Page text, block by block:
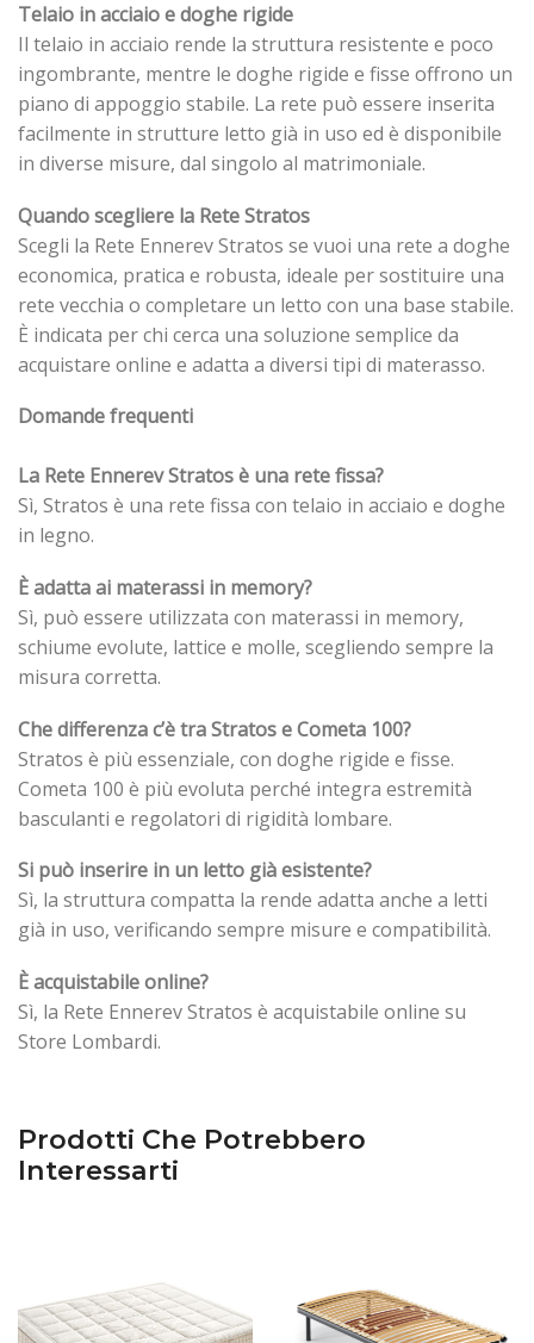
Telaio in acciaio e doghe rigide
Il telaio in acciaio rende la struttura resistente e poco
ingombrante, mentre le doghe rigide e fisse offrono un
piano di appoggio stabile. La rete può essere inserita
facilmente in strutture letto già in uso ed è disponibile
in diverse misure, dal singolo al matrimoniale.
Quando scegliere la Rete Stratos
Scegli la Rete Ennerev Stratos se vuoi una rete a doghe
economica, pratica e robusta, ideale per sostituire una
rete vecchia o completare un letto con una base stabile.
È indicata per chi cerca una soluzione semplice da
acquistare online e adatta a diversi tipi di materasso.
Domande frequenti
La Rete Ennerev Stratos è una rete fissa?
Sì, Stratos è una rete fissa con telaio in acciaio e doghe
in legno.
È adatta ai materassi in memory?
Sì, può essere utilizzata con materassi in memory,
schiume evolute, lattice e molle, scegliendo sempre la
misura corretta.
Che differenza c’è tra Stratos e Cometa 100?
Stratos è più essenziale, con doghe rigide e fisse.
Cometa 100 è più evoluta perché integra estremità
basculanti e regolatori di rigidità lombare.
Si può inserire in un letto già esistente?
Sì, la struttura compatta la rende adatta anche a letti
già in uso, verificando sempre misure e compatibilità.
È acquistabile online?
Sì, la Rete Ennerev Stratos è acquistabile online su
Store Lombardi.
Prodotti Che Potrebbero
Interessarti